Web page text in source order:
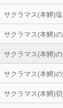
サクラマス(本鱒)
サクラマス(本鱒)
サクラマス(本鱒)
サクラマス(本鱒)
サクラマス(本鱒)